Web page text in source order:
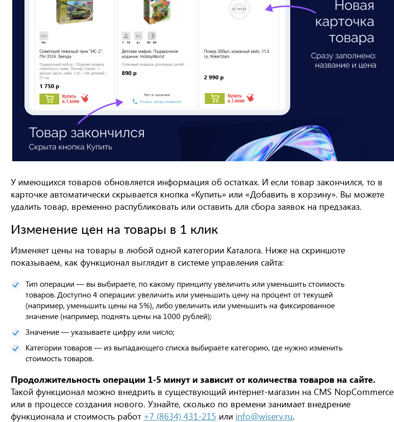
У имеющихся товаров обновляется информация об остатках. И если товар закончился, то в
карточке автоматически скрывается кнопка «Купить» или «Добавить в корзину». Вы можете
удалить товар, временно распубликовать или оставить для сбора заявок на предзаказ.
Изменение цен на товары в 1 клик
Изменяет цены на товары в любой одной категории Каталога. Ниже на скриншоте
показываем, как функционал выглядит в системе управления сайта:
Тип операции — вы выбираете, по какому принципу увеличить или уменьшить стоимость
товаров. Доступно 4 операции: увеличить или уменьшить цену на процент от текущей
(например, уменьшить цены на 5%), либо увеличить или уменьшить на фиксированное
значение (например, поднять цены на 1000 рублей);
Значение — указываете цифру или число;
Категории товаров — из выпадающего списка выбираете категорию, где нужно изменить
стоимость товаров.
Продолжительность операции 1-5 минут и зависит от количества товаров на сайте.
Такой функционал можно внедрить в существующий интернет-магазин на CMS NopCommerce
или в процессе создания нового. Узнайте, сколько по времени занимает внедрение
функционала и стоимость работ +7 (8634) 431-215 или info@wiserv.ru.